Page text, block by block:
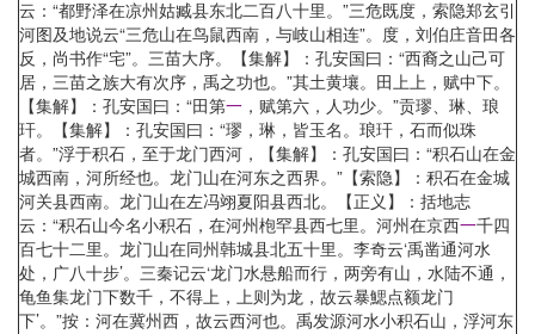
云：“都野泽在凉州姑臧县东北二百八十里。”三危既度，索隐郑玄引
河图及地说云“三危山在鸟鼠西南，与岐山相连”。度，刘伯庄音田各
反，尚书作“宅”。三苗大序。【集解】：孔安国曰：“西裔之山己可
居，三苗之族大有次序，禹之功也。”其土黄壤。田上上，赋中下。
【集解】：孔安国曰：“田第一 ，赋第六，人功少。”贡璆、琳、琅
玕。【集解】：孔安国曰：“璆，琳，皆玉名。琅玕，石而似珠
者。”浮于积石，至于龙门西河，【集解】：孔安国曰：“积石山在金
城西南，河所经也。龙门山在河东之西界。”【索隐】：积石在金城
河关县西南。龙门山在左冯翊夏阳县西北。【正义】：括地志
云：“积石山今名小积石，在河州枹罕县西七里。河州在京西一千四
百七十二里。龙门山在同州韩城县北五十里。李奇云‘禹凿通河水
处，广八十步’。三秦记云‘龙门水悬船而行，两旁有山，水陆不通，
龟鱼集龙门下数千，不得上，上则为龙，故云暴鰓点额龙门
下’。”按：河在冀州西，故云西河也。禹发源河水小积石山，浮河东